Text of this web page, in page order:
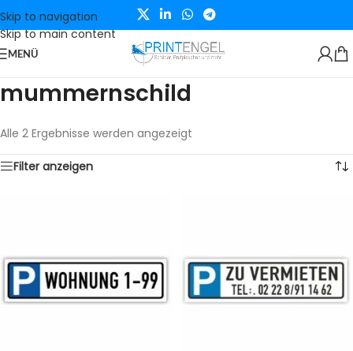
Skip to navigation
Skip to main content
MENÜ
mummernschild
Alle 2 Ergebnisse werden angezeigt
Filter anzeigen